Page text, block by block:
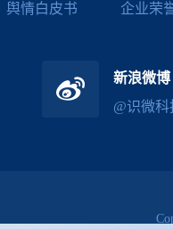
舆情白皮书 企业荣
新浪微博
@识微科